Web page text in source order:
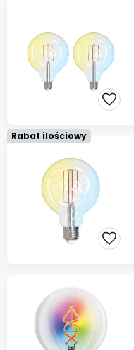
Rabat ilościowy